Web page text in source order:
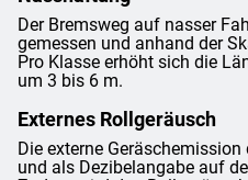
Der Bremsweg auf nasser
gemessen und anhand der
Pro Klasse erhöht sich die
um 3 bis 6 m.
Externes Rollgeräusch
Die externe
und als Dezibelangabe auf